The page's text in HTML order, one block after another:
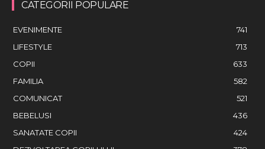
CATEGORII POPULARE
EVENIMENTE
741
LIFESTYLE
713
COPII
633
FAMILIA
582
COMUNICAT
521
BEBELUSI
436
SANATATE COPII
424